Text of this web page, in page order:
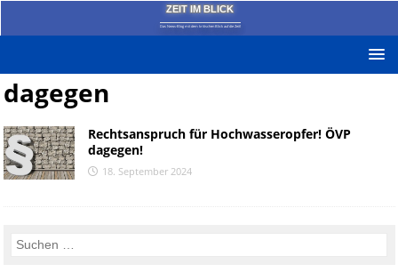
ZEIT IM BLICK
Das News-Blog mit dem kritischen Blick auf die Zeit!
dagegen
Rechtsanspruch für Hochwasseropfer! ÖVP
dagegen!
18. September 2024